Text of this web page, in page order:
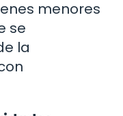
menores
se
la